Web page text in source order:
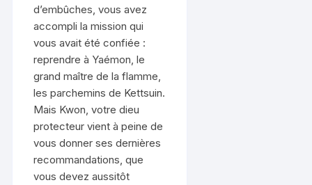
d’embûches, vous avez
accompli la mission qui
vous avait été confiée :
reprendre à Yaémon, le
grand maître de la flamme,
les parchemins de Kettsuin.
Mais Kwon, votre dieu
protecteur vient à peine de
vous donner ses dernières
recommandations, que
vous devez aussitôt